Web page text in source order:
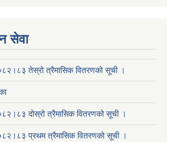
सेवा
तेस्रो त्रैमासिक वितरणको सूची ।
दोस्रो त्रैमासिक वितरणको सूची ।
प्रथम त्रैमासिक वितरणको सूची ।